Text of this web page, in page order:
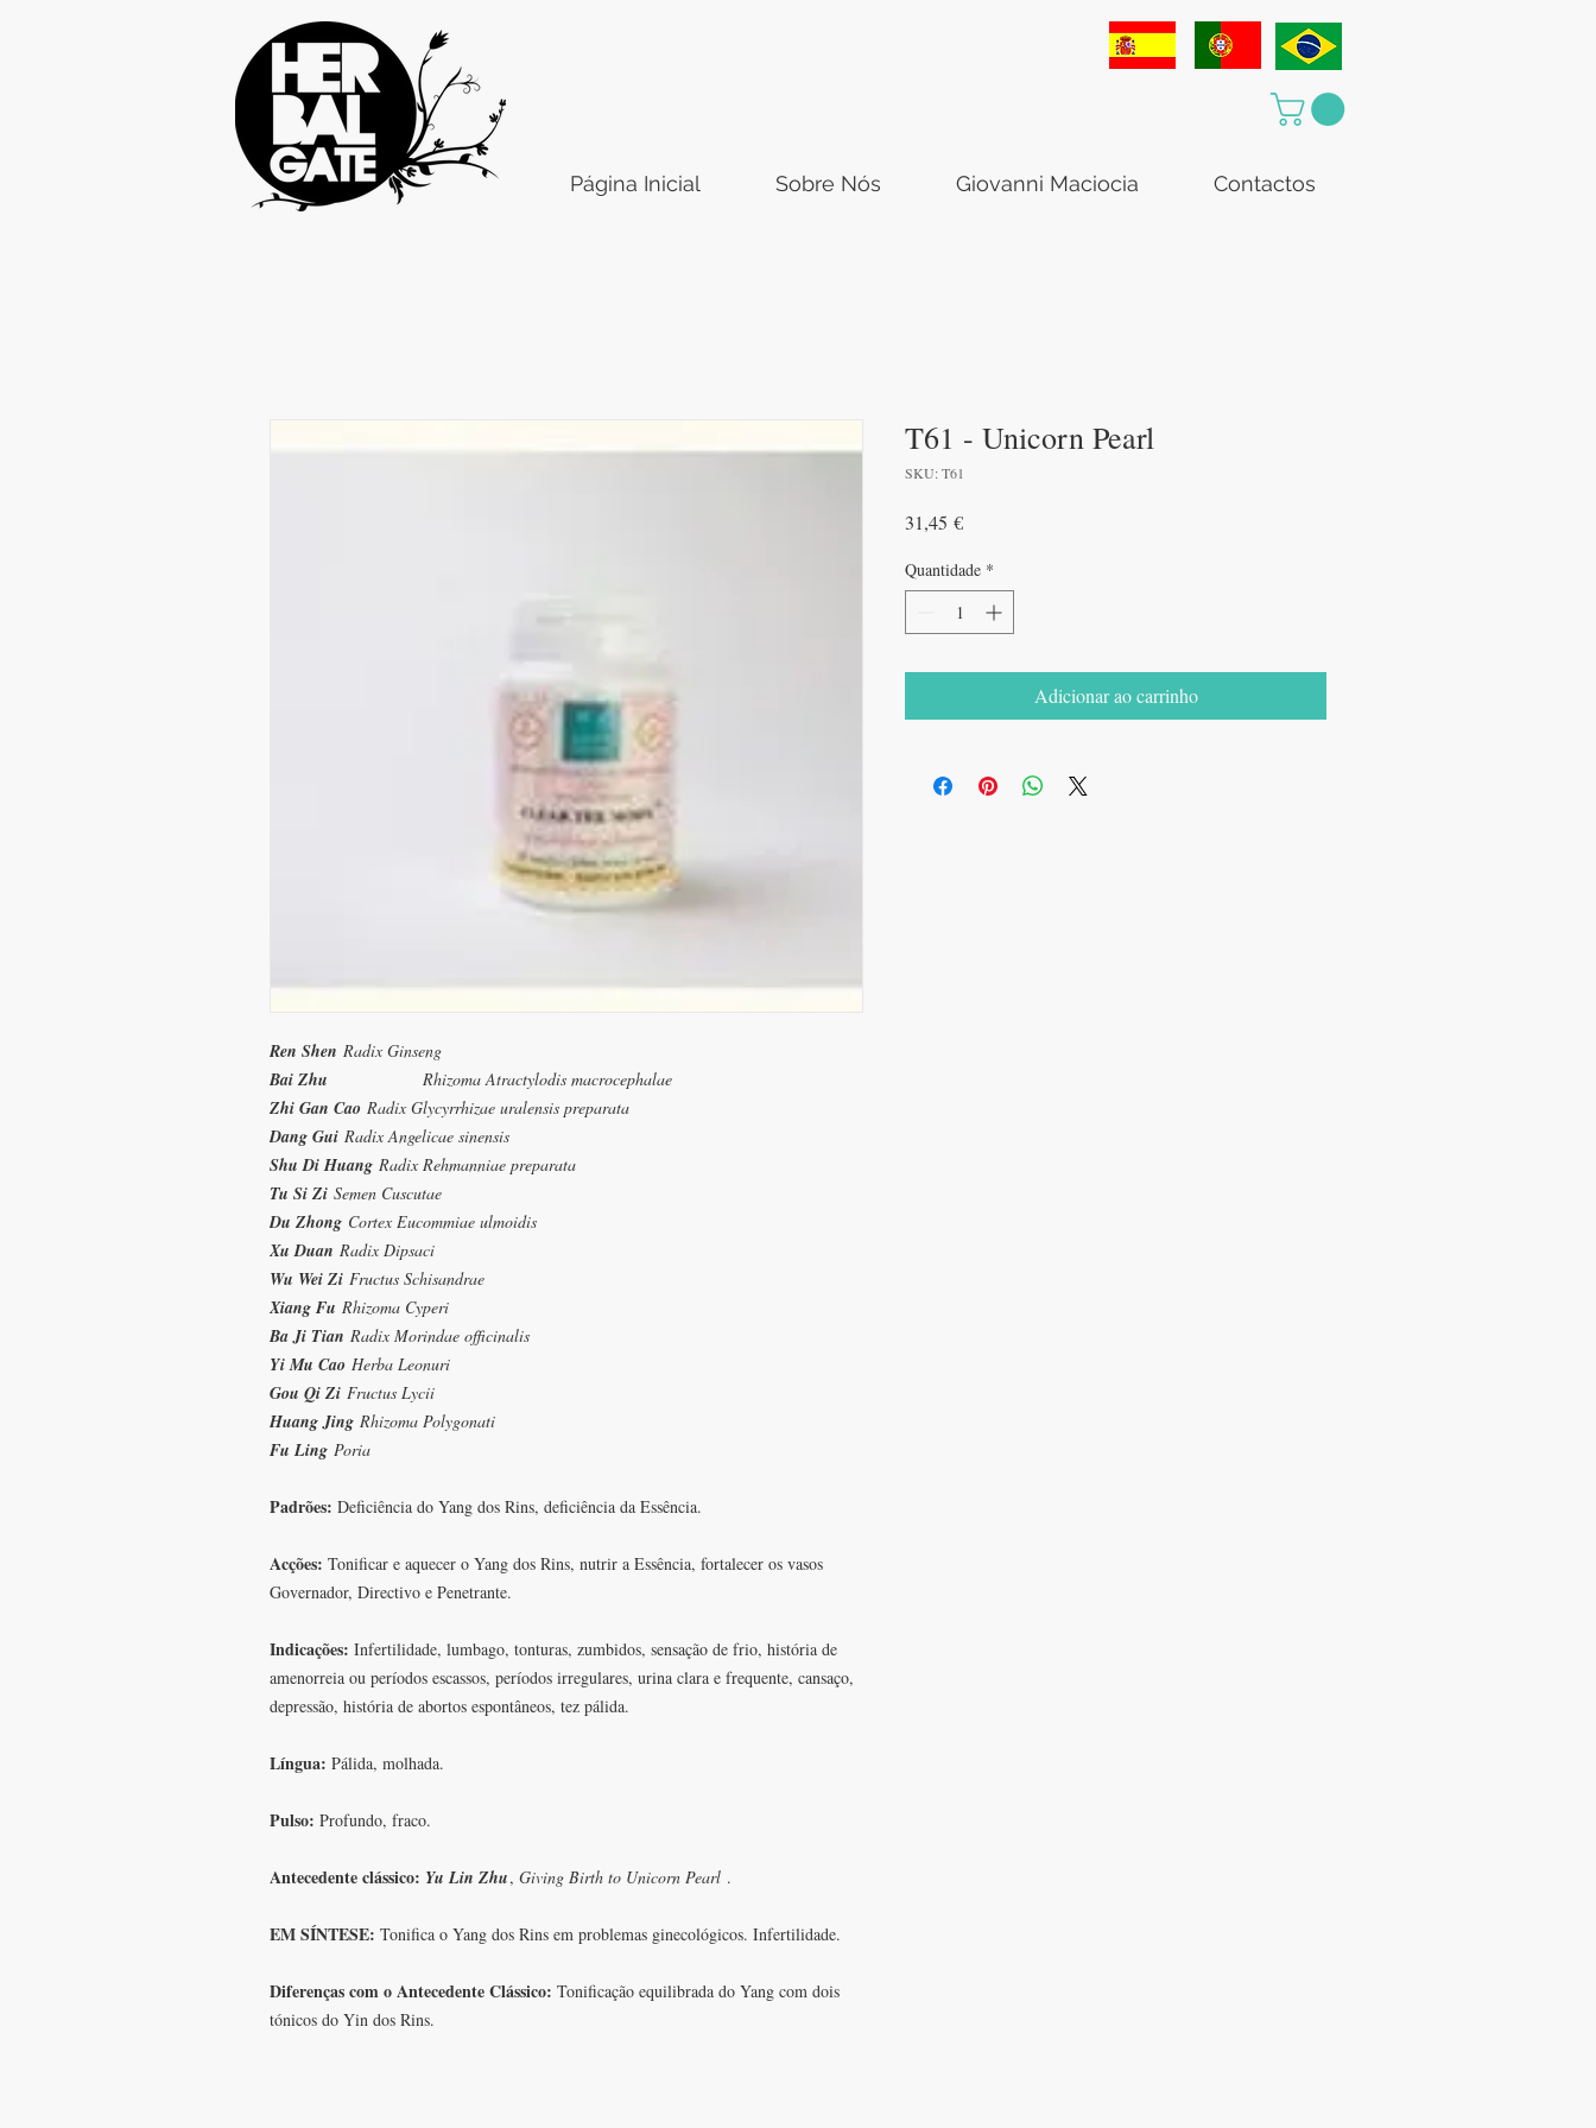
Página Inicial Sobre Nós Giovanni Maciocia Contactos
Ren Shen Radix Ginseng
Bai Zhu Rhizoma Atractylodis macrocephalae
Zhi Gan Cao Radix Glycyrrhizae uralensis preparata
Dang Gui Radix Angelicae sinensis
Shu Di Huang Radix Rehmanniae preparata
Tu Si Zi Semen Cuscutae
Du Zhong Cortex Eucommiae ulmoidis
Xu Duan Radix Dipsaci
Wu Wei Zi Fructus Schisandrae
Xiang Fu Rhizoma Cyperi
Ba Ji Tian Radix Morindae officinalis
Yi Mu Cao Herba Leonuri
Gou Qi Zi Fructus Lycii
Huang Jing Rhizoma Polygonati
Fu Ling Poria
Padrões: Deficiência do Yang dos Rins, deficiência da Essência.
Acções: Tonificar e aquecer o Yang dos Rins, nutrir a Essência, fortalecer os vasos
Governador, Directivo e Penetrante.
Indicações: Infertilidade, lumbago, tonturas, zumbidos, sensação de frio, história de
amenorreia ou períodos escassos, períodos irregulares, urina clara e frequente, cansaço,
depressão, história de abortos espontâneos, tez pálida.
Língua: Pálida, molhada.
Pulso: Profundo, fraco.
Antecedente clássico: Yu Lin Zhu, Giving Birth to Unicorn Pearl .
EM SÍNTESE: Tonifica o Yang dos Rins em problemas ginecológicos. Infertilidade.
Diferenças com o Antecedente Clássico: Tonificação equilibrada do Yang com dois
tónicos do Yin dos Rins.
T61 - Unicorn Pearl
SKU: T61
31,45 €Preço
Quantidade *
Adicionar ao carrinho